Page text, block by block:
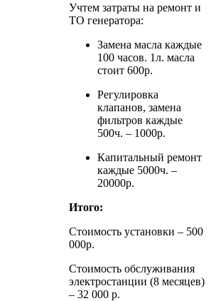
Учтем затраты на ремонт и
ТО генератора:
Замена масла каждые
100 часов. 1л. масла
стоит 600р.
Регулировка
клапанов, замена
фильтров каждые
500ч. – 1000р.
Капитальный ремонт
каждые 5000ч. –
20000р.
Итого:
Стоимость установки – 500
000р.
Стоимость обслуживания
электростанции (8 месяцев)
– 32 000 р.